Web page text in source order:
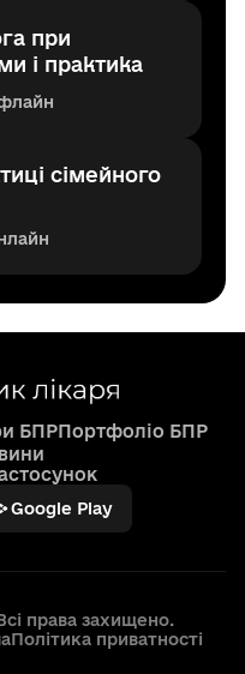
при
і практика
сімейного
БПРПортфоліо БПР
Google Play
права захищено.
Політика приватності